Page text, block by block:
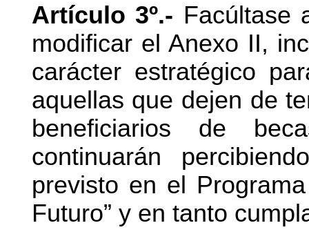
Artículo 3º.- Facúltase
modificar el Anexo II,
carácter estratégico
aquellas que dejen de
beneficiarios de
continuarán
previsto en el
Futuro” y en tanto